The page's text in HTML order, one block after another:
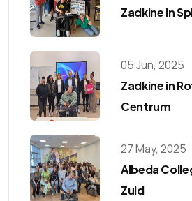
Zadkine in
05 Jun, 2025
Zadkine in
Centrum
27 May, 2025
Albeda
Zuid